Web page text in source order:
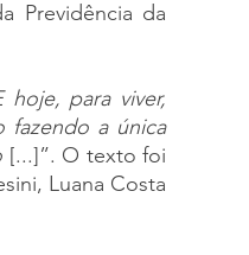
Previdência da
para viver,
fazendo a única
[...]”. O texto foi
Luana Costa